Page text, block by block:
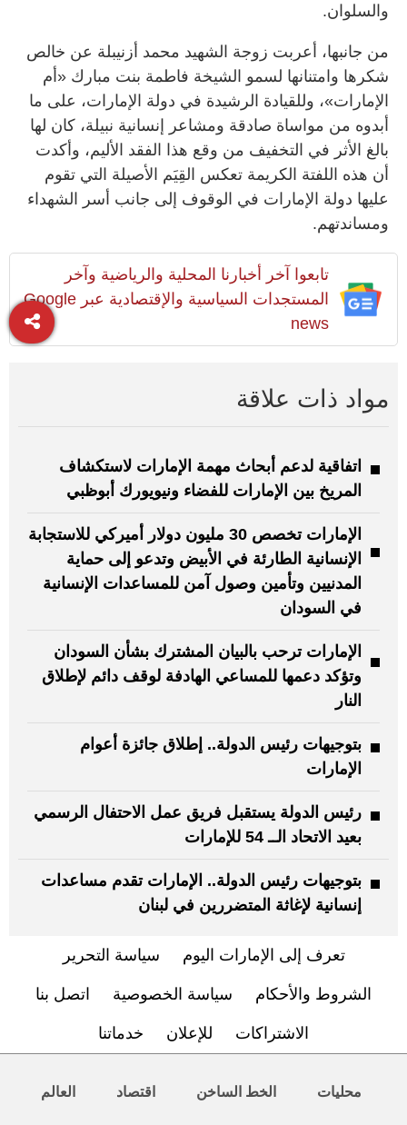
والسلوان.
من جانبها، أعربت زوجة الشهيد محمد أزنيبلة عن خالص
شكرها وامتنانها لسمو الشيخة فاطمة بنت مبارك «أم
الإمارات»، وللقيادة الرشيدة في دولة الإمارات، على ما
أبدوه من مواساة صادقة ومشاعر إنسانية نبيلة، كان لها
بالغ الأثر في التخفيف من وقع هذا الفقد الأليم، وأكدت
أن هذه اللفتة الكريمة تعكس القِيَم الأصيلة التي تقوم
عليها دولة الإمارات في الوقوف إلى جانب أسر الشهداء
ومساندتهم.
تابعوا آخر أخبارنا المحلية والرياضية وآخر
المستجدات السياسية والإقتصادية عبر Google
news
مواد ذات علاقة
اتفاقية لدعم أبحاث مهمة الإمارات لاستكشاف
المريخ بين الإمارات للفضاء ونيويورك أبوظبي
الإمارات تخصص 30 مليون دولار أميركي للاستجابة
الإنسانية الطارئة في الأبيض وتدعو إلى حماية
المدنيين وتأمين وصول آمن للمساعدات الإنسانية
في السودان
الإمارات ترحب بالبيان المشترك بشأن السودان
وتؤكد دعمها للمساعي الهادفة لوقف دائم لإطلاق
النار
بتوجيهات رئيس الدولة.. إطلاق جائزة أعوام
الإمارات
رئيس الدولة يستقبل فريق عمل الاحتفال الرسمي
بعيد الاتحاد الــ 54 للإمارات
بتوجيهات رئيس الدولة.. الإمارات تقدم مساعدات
إنسانية لإغاثة المتضررين في لبنان
تعرف إلى الإمارات اليوم سياسة التحرير
الشروط والأحكام سياسة الخصوصية اتصل بنا
الاشتراكات للإعلان خدماتنا
محليات الخط الساخن اقتصاد العالم